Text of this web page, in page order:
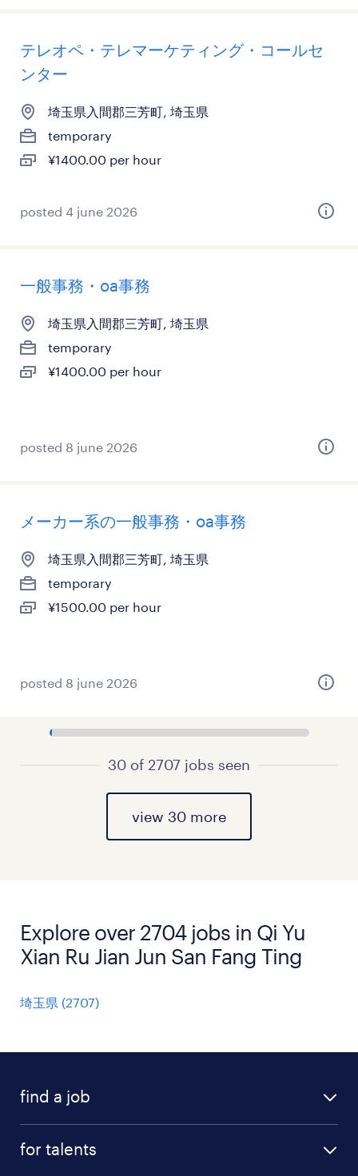
テレオペ・テレマーケティング・コールセ
ンター
埼玉県入間郡三芳町, 埼玉県
temporary
¥1400.00 per hour
posted 4 june 2026
一般事務・oa事務
埼玉県入間郡三芳町, 埼玉県
temporary
¥1400.00 per hour
posted 8 june 2026
メーカー系の一般事務・oa事務
埼玉県入間郡三芳町, 埼玉県
temporary
¥1500.00 per hour
posted 8 june 2026
30 of 2707 jobs seen
view 30 more
Explore over 2704 jobs in Qi Yu
Xian Ru Jian Jun San Fang Ting
埼玉県 (2707)
find a job
for talents